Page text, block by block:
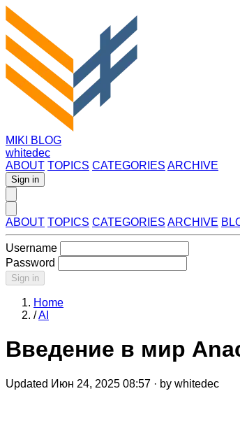
MIKI BLOG
whitedec
ABOUT TOPICS CATEGORIES ARCHIVE
Sign in
ABOUT TOPICS CATEGORIES ARCHIVE
Username
Password
Sign in
Home
/AI
Введение в мир
Updated Июн 24, 2025 08:57 · by whitedec